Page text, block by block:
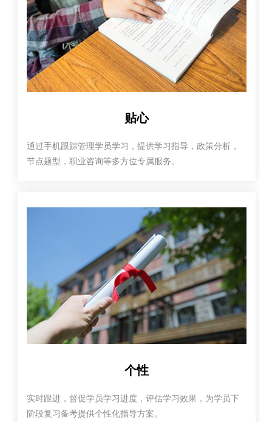
贴心
通过手机跟踪管理学员学习，提供学习指导，政策分析，
节点题型，职业咨询等多方位专属服务。
个性
实时跟进，督促学员学习进度，评估学习效果，为学员下
阶段复习备考提供个性化指导方案。